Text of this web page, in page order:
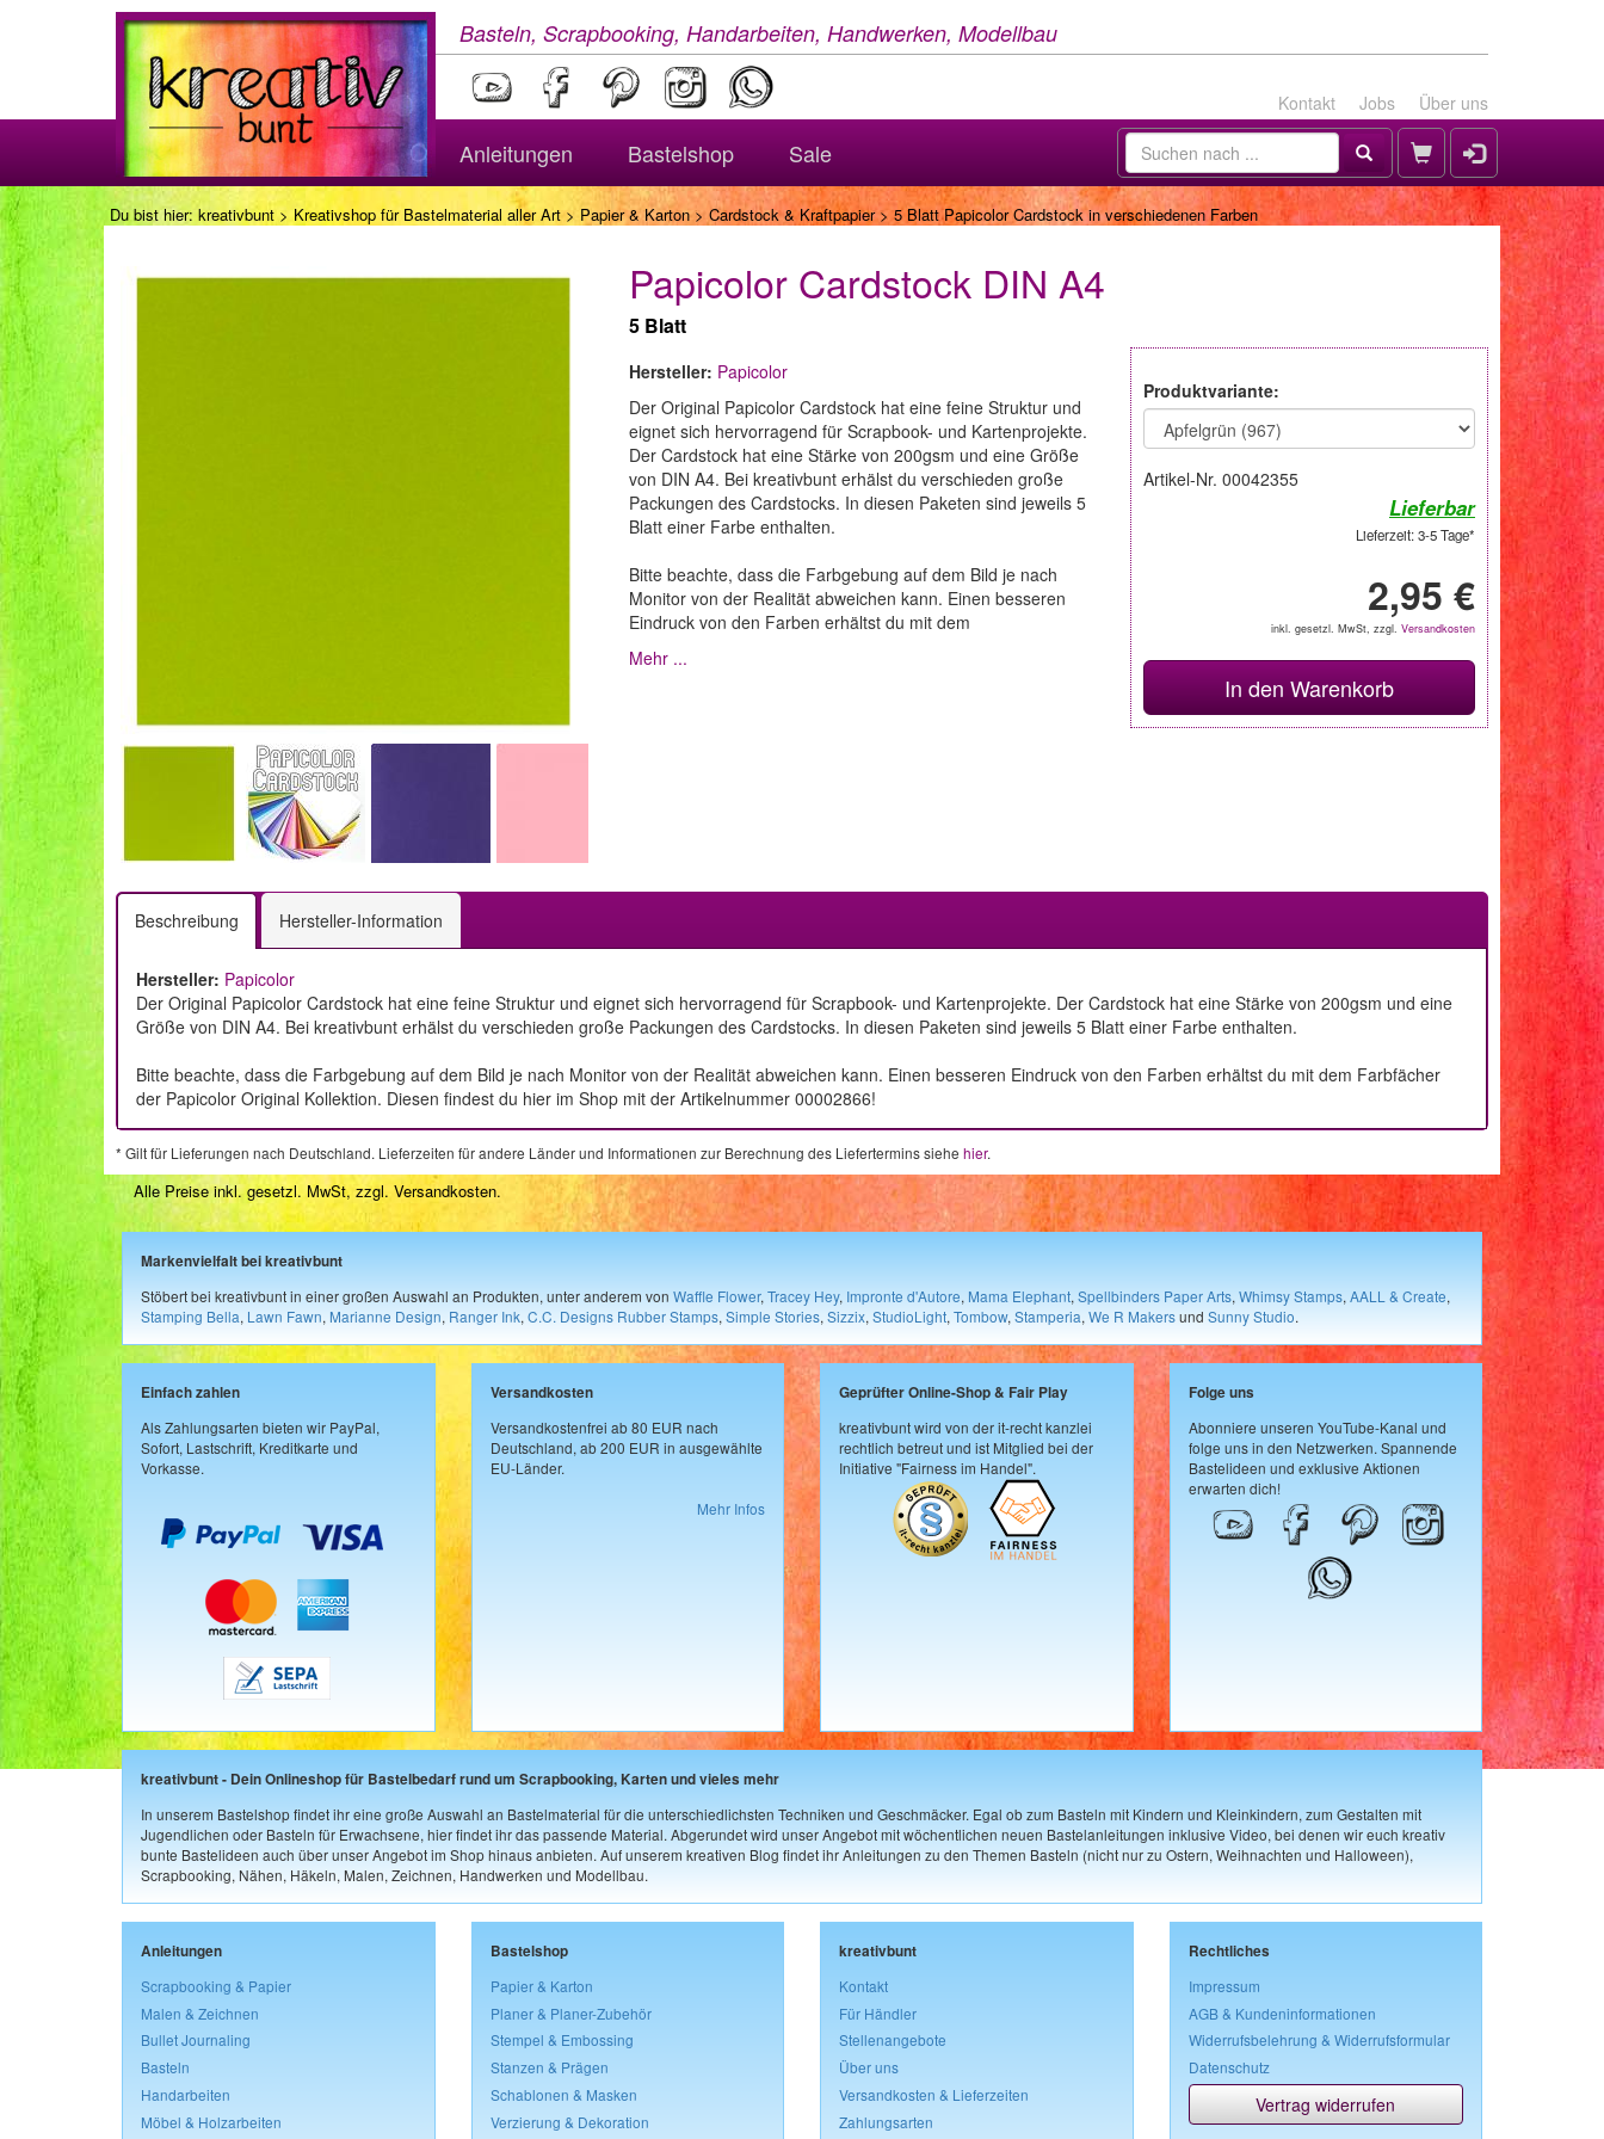
Basteln, Scrapbooking, Handarbeiten, Handwerken, Modellbau
Kontakt Jobs Über uns
Anleitungen Bastelshop Sale
Du bist hier: kreativbunt > Kreativshop für Bastelmaterial aller Art> Papier & Karton> Cardstock & Kraftpapier> 5 Blatt Papicolor Cardstock in verschiedenen Farben
Papicolor Cardstock DIN A4
5 Blatt
Produktvariante:
Artikel-Nr. 00042355
Lieferbar
Lieferzeit: 3-5 Tage*
2,95 €
inkl. gesetzl. MwSt, zzgl. Versandkosten
In den Warenkorb
Hersteller: Papicolor
Der Original Papicolor Cardstock hat eine feine Struktur und
eignet sich hervorragend für Scrapbook- und Kartenprojekte.
Der Cardstock hat eine Stärke von 200gsm und eine Größe
von DIN A4. Bei kreativbunt erhälst du verschieden große
Packungen des Cardstocks. In diesen Paketen sind jeweils 5
Blatt einer Farbe enthalten.
Bitte beachte, dass die Farbgebung auf dem Bild je nach
Monitor von der Realität abweichen kann. Einen besseren
Eindruck von den Farben erhältst du mit dem
Mehr ...
Beschreibung Hersteller-Information
Hersteller: Papicolor
Der Original Papicolor Cardstock hat eine feine Struktur und eignet sich hervorragend für Scrapbook- und Kartenprojekte. Der Cardstock hat eine Stärke von 200gsm und eine
Größe von DIN A4. Bei kreativbunt erhälst du verschieden große Packungen des Cardstocks. In diesen Paketen sind jeweils 5 Blatt einer Farbe enthalten.
Bitte beachte, dass die Farbgebung auf dem Bild je nach Monitor von der Realität abweichen kann. Einen besseren Eindruck von den Farben erhältst du mit dem Farbfächer
der Papicolor Original Kollektion. Diesen findest du hier im Shop mit der Artikelnummer 00002866!
* Gilt für Lieferungen nach Deutschland. Lieferzeiten für andere Länder und Informationen zur Berechnung des Liefertermins siehe hier.
Alle Preise inkl. gesetzl. MwSt, zzgl. Versandkosten.
Markenvielfalt bei kreativbunt
Stöbert bei kreativbunt in einer großen Auswahl an Produkten, unter anderem von Waffle Flower, Tracey Hey, Impronte d'Autore, Mama Elephant, Spellbinders Paper Arts, Whimsy Stamps, AALL & Create,
Stamping Bella, Lawn Fawn, Marianne Design, Ranger Ink, C.C. Designs Rubber Stamps, Simple Stories, Sizzix, StudioLight, Tombow, Stamperia, We R Makersund Sunny Studio.
Einfach zahlen
Als Zahlungsarten bieten wir PayPal,
Sofort, Lastschrift, Kreditkarte und
Vorkasse.
Versandkosten
Versandkostenfrei ab 80 EUR nach
Deutschland, ab 200 EUR in ausgewählte
EU-Länder.
Mehr Infos
Geprüfter Online-Shop & Fair Play
kreativbunt wird von der it-recht kanzlei
rechtlich betreut und ist Mitglied bei der
Initiative "Fairness im Handel".
Folge uns
Abonniere unseren YouTube-Kanal und
folge uns in den Netzwerken. Spannende
Bastelideen und exklusive Aktionen
erwarten dich!
kreativbunt - Dein Onlineshop für Bastelbedarf rund um Scrapbooking, Karten und vieles mehr
In unserem Bastelshop findet ihr eine große Auswahl an Bastelmaterial für die unterschiedlichsten Techniken und Geschmäcker. Egal ob zum Basteln mit Kindern und Kleinkindern, zum Gestalten mit
Jugendlichen oder Basteln für Erwachsene, hier findet ihr das passende Material. Abgerundet wird unser Angebot mit wöchentlichen neuen Bastelanleitungen inklusive Video, bei denen wir euch kreativ
bunte Bastelideen auch über unser Angebot im Shop hinaus anbieten. Auf unserem kreativen Blog findet ihr Anleitungen zu den Themen Basteln (nicht nur zu Ostern, Weihnachten und Halloween),
Scrapbooking, Nähen, Häkeln, Malen, Zeichnen, Handwerken und Modellbau.
Anleitungen
Scrapbooking & Papier
Malen & Zeichnen
Bullet Journaling
Basteln
Handarbeiten
Möbel & Holzarbeiten
Bastelshop
Papier & Karton
Planer & Planer-Zubehör
Stempel & Embossing
Stanzen & Prägen
Schablonen & Masken
Verzierung & Dekoration
kreativbunt
Kontakt
Für Händler
Stellenangebote
Über uns
Versandkosten & Lieferzeiten
Zahlungsarten
Rechtliches
Impressum
AGB & Kundeninformationen
Widerrufsbelehrung & Widerrufsformular
Datenschutz
Vertrag widerrufen